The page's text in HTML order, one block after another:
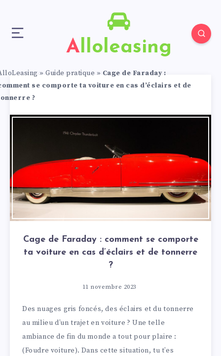
Alloleasing
» Guide pratique » Cage de Faraday :
se comporte ta voiture en cas d’éclairs et de
?
Cage de Faraday : comment se comporte
ta voiture en cas d’éclairs et de tonnerre
?
11 novembre 2023
Des nuages gris foncés, des éclairs et du tonnerre
au milieu d’un trajet en voiture ? Une telle
ambiance de fin du monde a tout pour plaire :
(Foudre voiture). Dans cette situation, tu t’es